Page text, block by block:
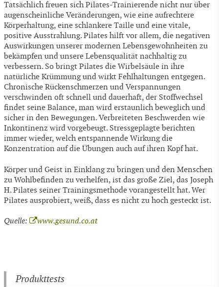
Tatsächlich freuen sich Pilates-Trainierende nicht nur über
augenscheinliche Veränderungen, wie eine aufrechtere
Körperhaltung, eine schlankere Taille und eine vitale,
positive Ausstrahlung. Pilates hilft vor allem, die negativen
Auswirkungen unserer modernen Lebensgewohnheiten zu
bekämpfen und unsere Lebensqualität nachhaltig zu
verbessern. So bringt Pilates die Wirbelsäule in ihre
natürliche Krümmung und wirkt Fehlhaltungen entgegen.
Chronische Rückenschmerzen und Verspannungen
verschwinden oft schnell und dauerhaft, der Stoffwechsel
findet seine Balance, man wird erstaunlich beweglich und
sicher in den Bewegungen. Verbreiteten Beschwerden wie
Inkontinenz wird vorgebeugt. Stressgeplagte berichten
immer wieder, welch entspannende Wirkung die
Konzentration auf die Übungen auch auf ihren Kopf hat.
Körper und Geist in Einklang zu bringen und den Menschen
zu Wohlbefinden zu verhelfen, ist das große Ziel, das Joseph
H. Pilates seiner Trainingsmethode vorangestellt hat. Wer
Pilates ausprobiert, weiß, dass es nicht zu hoch gesteckt ist.
Quelle: www.gesund.co.at
Produkttests